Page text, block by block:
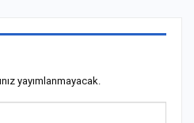
yayımlanmayacak.